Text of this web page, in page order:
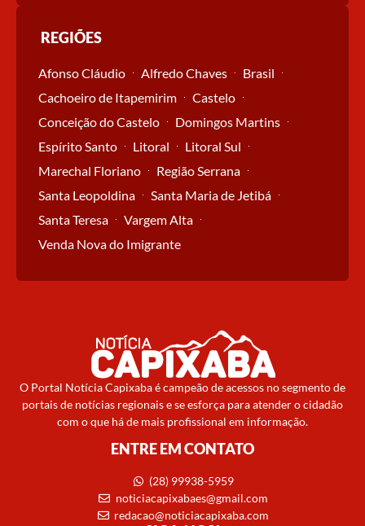
REGIÕES
Afonso Cláudio Alfredo Chaves
Brasil
Cachoeiro de Itapemirim
Castelo
Conceição do Castelo
Domingos Martins
Espírito Santo
Litoral
Litoral Sul
Marechal Floriano
Região Serrana
Santa Leopoldina
Santa Maria de Jetibá
Santa Teresa
Vargem Alta
Venda Nova do Imigrante
O Portal Notícia Capixaba é campeão de acessos no segmento de
portais de notícias regionais e se esforça para atender o cidadão
com o que há de mais profissional em informação.
ENTRE EM CONTATO
(28) 99938-5959
noticiacapixabaes@gmail.com
redacao@noticiacapixaba.com